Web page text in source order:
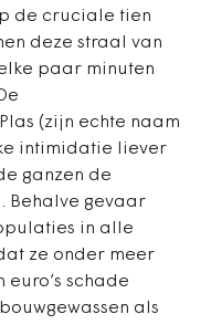
de cruciale tien
deze straal van
paar minuten
(zijn echte naam
intimidatie liever
ganzen de
Behalve gevaar
in alle
ze onder meer
schade
als